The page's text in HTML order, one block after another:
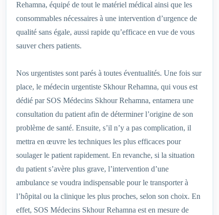
Rehamna, équipé de tout le matériel médical ainsi que les
consommables nécessaires à une intervention d’urgence de
qualité sans égale, aussi rapide qu’efficace en vue de vous
sauver chers patients.
Nos urgentistes sont parés à toutes éventualités. Une fois sur
place, le médecin urgentiste Skhour Rehamna, qui vous est
dédié par SOS Médecins Skhour Rehamna, entamera une
consultation du patient afin de déterminer l’origine de son
problème de santé. Ensuite, s’il n’y a pas complication, il
mettra en œuvre les techniques les plus efficaces pour
soulager le patient rapidement. En revanche, si la situation
du patient s’avère plus grave, l’intervention d’une
ambulance se voudra indispensable pour le transporter à
l’hôpital ou la clinique les plus proches, selon son choix. En
effet, SOS Médecins Skhour Rehamna est en mesure de